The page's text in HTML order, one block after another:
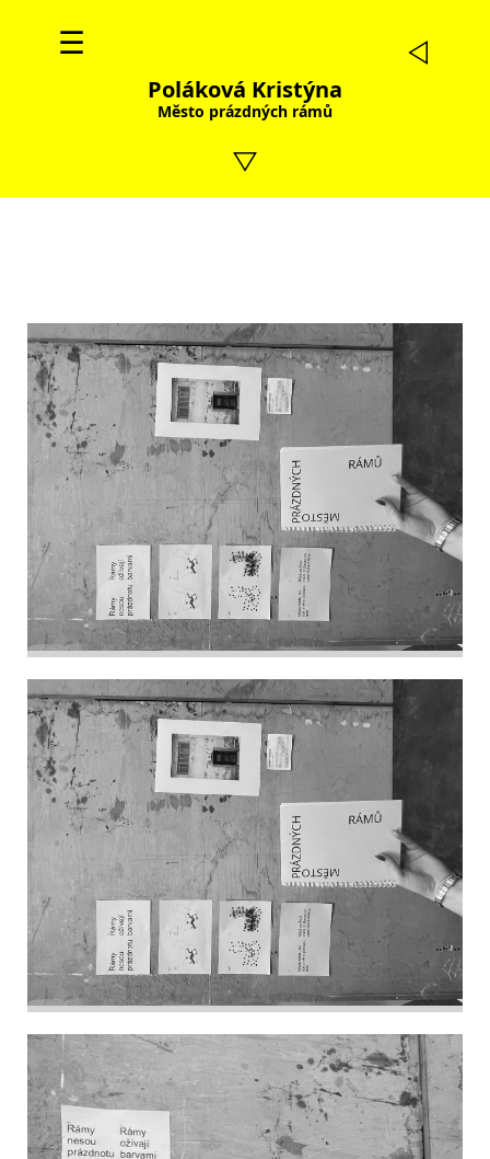
☰
Poláková Kristýna
Město prázdných rámů